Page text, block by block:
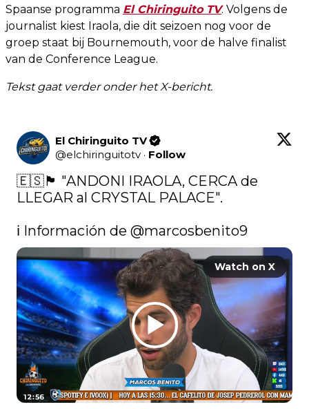
Spaanse programma El Chiringuito TV. Volgens de
journalist kiest Iraola, die dit seizoen nog voor de
groep staat bij Bournemouth, voor de halve finalist
van de Conference League.
Tekst gaat verder onder het X-bericht.
El Chiringuito TV
@elchiringuitotv · Follow
🇪🇸🏴󠁧󠁢󠁥󠁮󠁧󠁿 "ANDONI IRAOLA, CERCA de
LLEGAR al CRYSTAL PALACE".
ℹ️ Información de @marcosbenito9
Watch on X